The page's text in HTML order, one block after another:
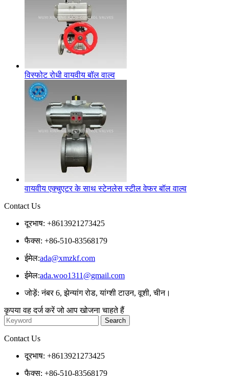
विस्फोट रोधी वायवीय बॉल वाल्व
वायवीय एक्चुएटर के साथ स्टेनलेस स्टील वेफर बॉल वाल्व
Contact Us
दूरभाष: +8613921273425
फैक्स: +86-510-83568179
ईमेल:ada@xmzkf.com
ईमेल:ada.woo1311@gmail.com
जोड़ें: नंबर 6, झेन्यांग रोड, यांग्शी टाउन, वूशी, चीन।
कृपया वह दर्ज करें जो आप खोजना चाहते हैं
Contact Us
दूरभाष: +8613921273425
फैक्स: +86-510-83568179